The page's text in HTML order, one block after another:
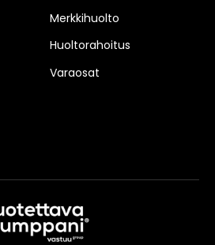
Merkkihuolto
Huoltorahoitus
Varaosat